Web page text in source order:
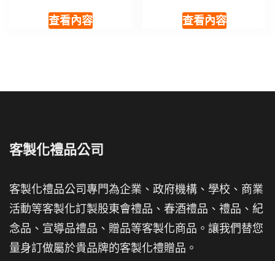
查看內容 查看內容
客製化禮品公司
客製化禮品公司專門為企業、政府機構、學校、商業
活動等客製化訂製股東會禮品、春酒禮品、禮品、紀
念品、宣導品禮品、贈品等客製化商品。讓我們替您
量身訂做屬於貴品牌的客製化禮贈品。